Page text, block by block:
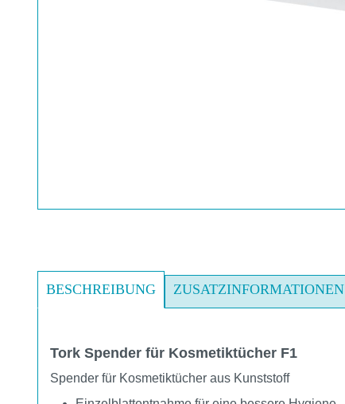
BESCHREIBUNG ZUSATZINFORMATIONEN
Tork Spender für Kosmetiktücher F1
Spender für Kosmetiktücher aus Kunststoff